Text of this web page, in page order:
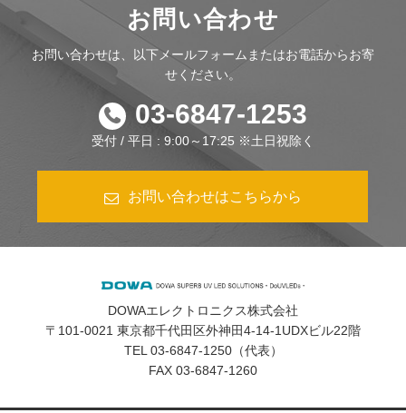
お問い合わせ
お問い合わせは、以下メールフォームまたはお電話からお寄
せください。
03-6847-1253
受付 / 平日 : 9:00～17:25 ※土日祝除く
お問い合わせはこちらから
DOWAエレクトロニクス株式会社
〒101-0021 東京都千代田区外神田4-14-1UDXビル22階
TEL 03-6847-1250（代表）
FAX 03-6847-1260